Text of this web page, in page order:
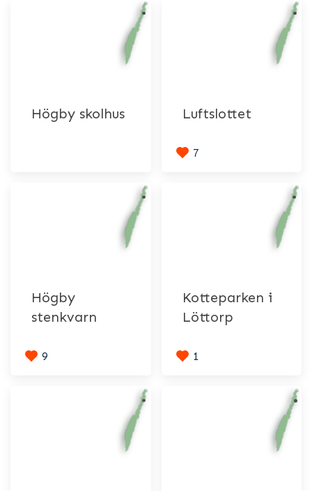
Högby skolhus Luftslottet
7
Högby
stenkvarn
9
Kotteparken i
Löttorp
1